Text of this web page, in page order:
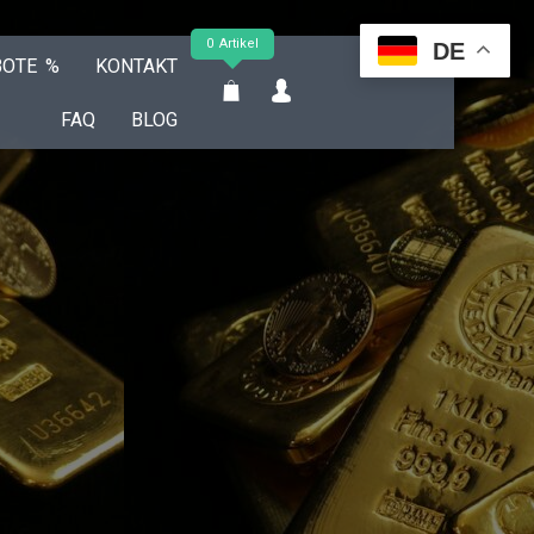
% KONTAKT
FAQ BLOG
0 Artikel DE